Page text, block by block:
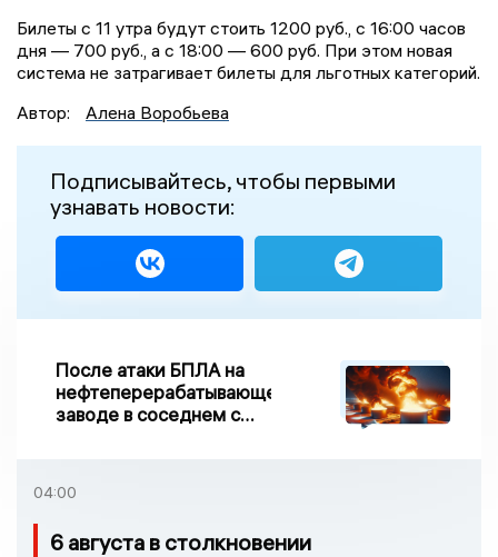
Билеты с 11 утра будут стоить 1200 руб., с 16:00 часов
дня — 700 руб., а с 18:00 — 600 руб. При этом новая
система не затрагивает билеты для льготных категорий.
Автор:
Алена Воробьева
Подписывайтесь, чтобы первыми
узнавать новости:
После атаки БПЛА на
нефтеперерабатывающем
заводе в соседнем с
04:00
6 августа в столкновении